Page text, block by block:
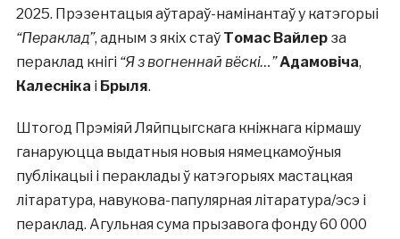
2025. Прэзентацыя аўтараў-намінантаў у катэгорыі
“Пераклад”, адным з якіх стаў Томас Вайлерза
пераклад кнігі “Я з вогненнай вёскі…”Адамовіча,
Калесніка і Брыля.
Штогод Прэміяй Ляйпцыгскага кніжнага кірмашу
ганаруюцца выдатныя новыя нямецкамоўныя
публікацыі і пераклады ў катэгорыях мастацкая
літаратура, навукова-папулярная літаратура/эсэ і
пераклад. Агульная сума прызавога фонду 60 000